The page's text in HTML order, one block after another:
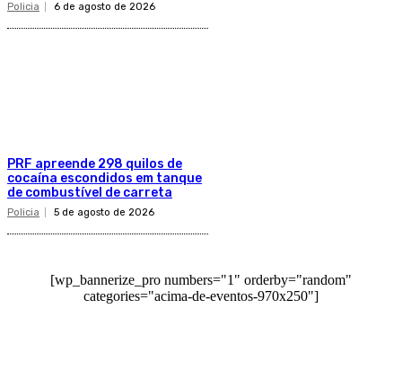
Policia 6 de agosto de 2026
PRF apreende 298 quilos de
cocaína escondidos em tanque
de combustível de carreta
Policia 5 de agosto de 2026
[wp_bannerize_pro numbers="1" orderby="random"
categories="acima-de-eventos-970x250"]